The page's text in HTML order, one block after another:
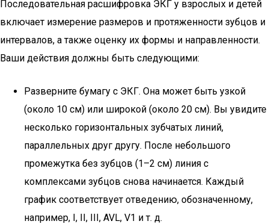
Последовательная расшифровка ЭКГ у взрослых и детей
включает измерение размеров и протяженности зубцов и
интервалов, а также оценку их формы и направленности.
Ваши действия должны быть следующими:
Разверните бумагу с ЭКГ. Она может быть узкой
(около 10 см) или широкой (около 20 см). Вы увидите
несколько горизонтальных зубчатых линий,
параллельных друг другу. После небольшого
промежутка без зубцов (1–2 см) линия с
комплексами зубцов снова начинается. Каждый
график соответствует отведению, обозначенному,
например, I, II, III, AVL, V1 и т. д.